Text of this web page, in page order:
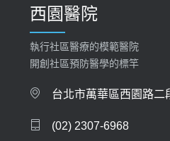
西園醫院
執行社區醫療的模範醫院
開創社區預防醫學的標竿
台北市萬華區西園路二
(02) 2307-6968